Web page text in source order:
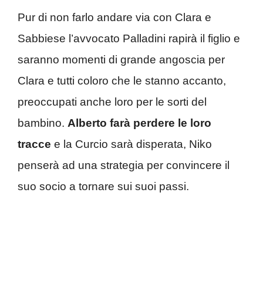
Pur di non farlo andare via con Clara e
Sabbiese l’avvocato Palladini rapirà il figlio e
saranno momenti di grande angoscia per
Clara e tutti coloro che le stanno accanto,
preoccupati anche loro per le sorti del
bambino. Alberto farà perdere le loro
tracce e la Curcio sarà disperata, Niko
penserà ad una strategia per convincere il
suo socio a tornare sui suoi passi.